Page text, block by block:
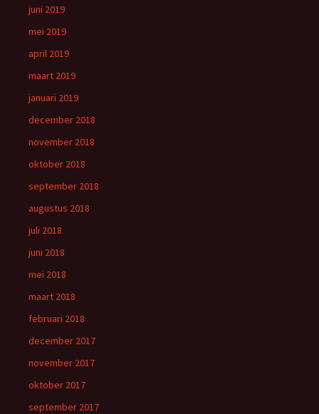
juni 2019
mei 2019
april 2019
maart 2019
januari 2019
december 2018
november 2018
oktober 2018
september 2018
augustus 2018
juli 2018
juni 2018
mei 2018
maart 2018
februari 2018
december 2017
november 2017
oktober 2017
september 2017